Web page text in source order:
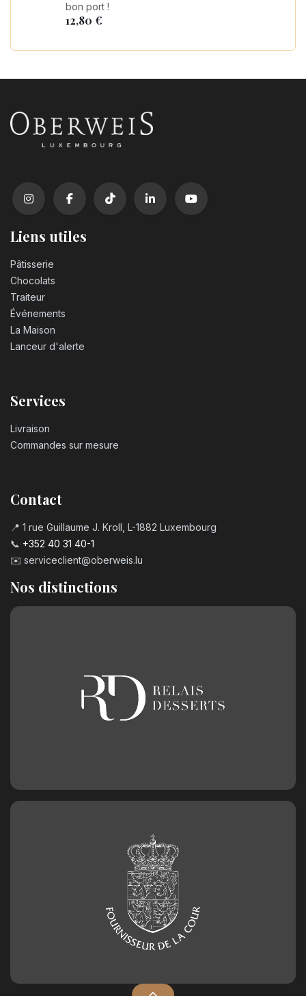
bon port !
12,80 €
Liens utiles
Pâtisserie
Chocolats
Traiteur
Événements
La Maison
Lanceur d'alerte
Services
Livraison
Commandes sur mesure
Contact
📍 1 rue Guillaume J. Kroll, L-1882 Luxembourg
📞 +352 40 31 40-1
✉️ serviceclient@oberweis.lu
Nos distinctions